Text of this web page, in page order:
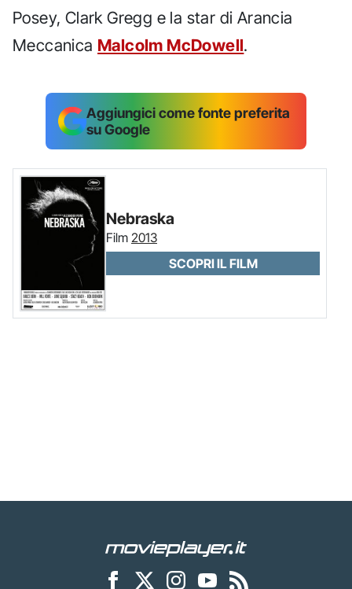
Posey, Clark Gregg e la star di Arancia
Meccanica Malcolm McDowell.
Aggiungici come fonte preferita
su Google
Nebraska
Film 2013
SCOPRI IL FILM